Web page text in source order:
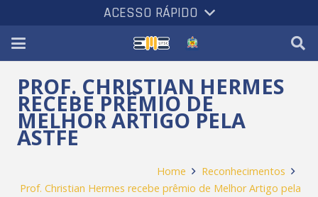
ACESSO RÁPIDO
PROF. CHRISTIAN HERMES
RECEBE PRÊMIO DE
MELHOR ARTIGO PELA
ASTFE
Home
Reconhecimentos
Prof. Christian Hermes recebe prêmio de Melhor Artigo pela